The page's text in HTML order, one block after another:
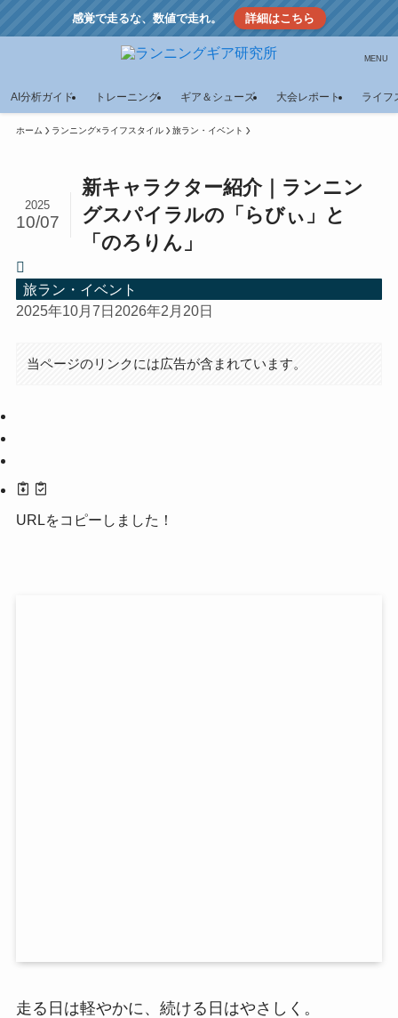
感覚で走るな、数値で走れ。 詳細はこちら
MENU
AI分析ガイド トレーニング ギア＆シューズ 大会レポート ライフ
ホーム ランニング×ライフスタイル 旅ラン・イベント
新キャラクター紹介｜ランニン
グスパイラルの「らびぃ」と
「のろりん」
2025
10/07
旅ラン・イベント
2025年10月7日2026年2月20日
当ページのリンクには広告が含まれています。
URLをコピーしました！
走る日は軽やかに、続ける日はやさしく。